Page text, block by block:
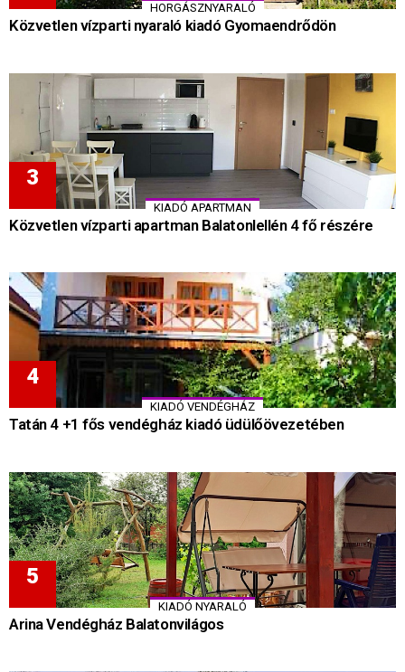
HORGÁSZNYARALÓ
Közvetlen vízparti nyaraló kiadó Gyomaendrődön
KIADÓ APARTMAN
Közvetlen vízparti apartman Balatonlellén 4 fő részére
KIADÓ VENDÉGHÁZ
Tatán 4 +1 fős vendégház kiadó üdülőövezetében
KIADÓ NYARALÓ
Arina Vendégház Balatonvilágos